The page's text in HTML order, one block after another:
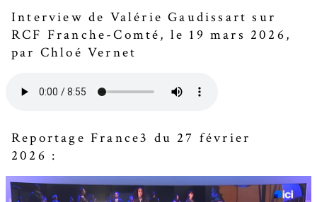
Interview de Valérie Gaudissart sur
RCF Franche-Comté, le 19 mars 2026,
par Chloé Vernet
Reportage France3 du 27 février
2026 :